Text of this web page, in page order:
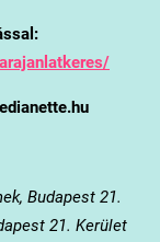
Budapest 21.
21. Kerület